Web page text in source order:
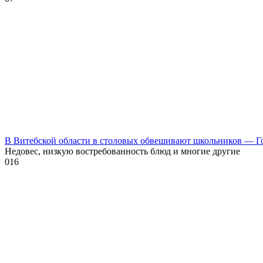
В Витебской области в столовых обвешивают школьников —
Недовес, низкую востребованность блюд и многие другие
016